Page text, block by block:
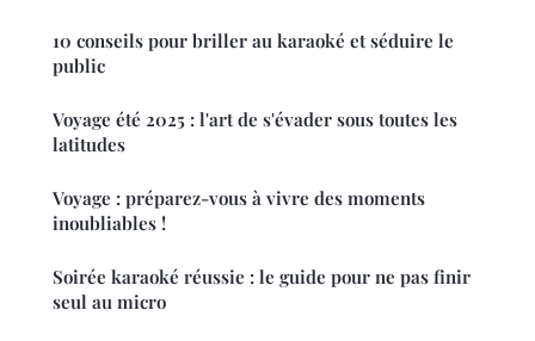
10 conseils pour briller au karaoké et séduire le
public
Voyage été 2025 : l'art de s'évader sous toutes les
latitudes
Voyage : préparez-vous à vivre des moments
inoubliables !
Soirée karaoké réussie : le guide pour ne pas finir
seul au micro